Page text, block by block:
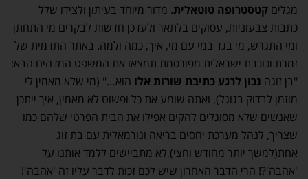
מגלים קטסטרופה טוטאלית. מדור מיוחד בעיתון ולצידו שלל
כתבות צבעוניות, עסוקים בלתאר ולעדכן חדשות לבקרים מי התחתן
ומי התגרש, מי בגד במי עם מי, איך, כמה ולמה. באתר התדמית של
זמרת וכוכבת ישראלית מפורסמת תמצאו את המשפט המדהים הבא:
"בן זוגה נכון לרגע כתיבת שורות אלו הוא…" (מי שלא מאמין לי
מוזמן לבדוק בגוגל). ואתה שומע את כל ופשוט לא מאמין, איך ייתכן
שאנשים שלא מסוגלים להקים אפילו את הבית הפרטי שלהם כמו
שצריך, לנהל מערכת יחסים בריאה ונורמאלית עם בת זוג
אחת(למשך יותר מחודש וחצי),לא מתביישים ללמד אותנו על
'אהבה'?! הרי הדבר האחרון שיש לכם זכות לדבר עליו זה 'אהבה'!